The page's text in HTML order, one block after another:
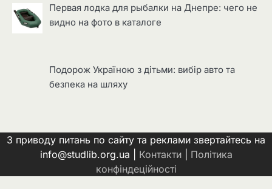
Первая лодка для рыбалки на Днепре: чего не
видно на фото в каталоге
Подорож Україною з дітьми: вибір авто та
безпека на шляху
З приводу питань по сайту та реклами звертайтесь на
info@studlib.org.ua | Контакти| Політика
конфіндеційності